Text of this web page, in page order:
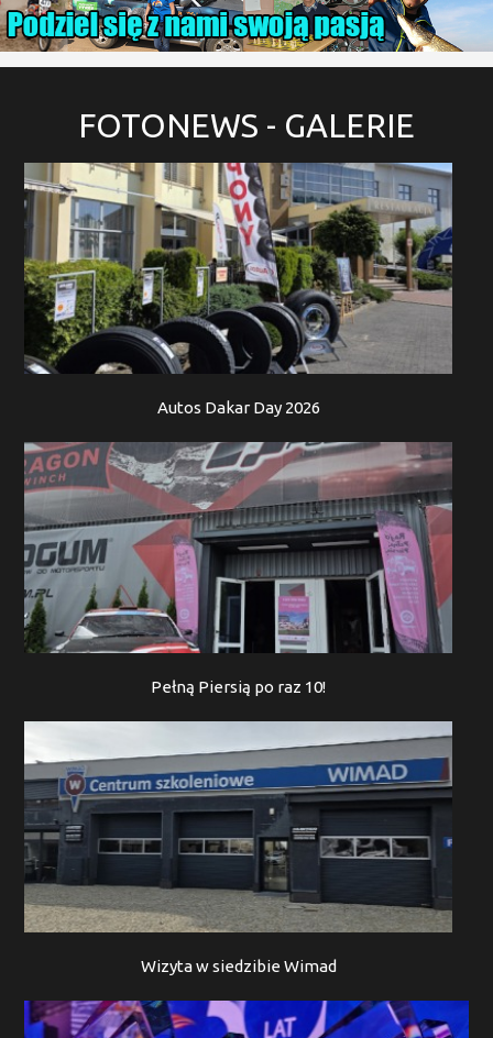
FOTONEWS - GALERIE
Autos Dakar Day 2026
Pełną Piersią po raz 10!
Wizyta w siedzibie Wimad